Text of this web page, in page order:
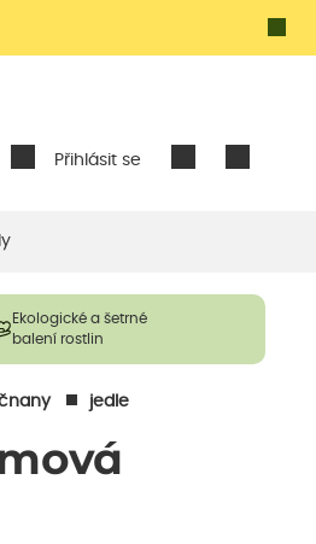
Přihlásit se
Ekologické a šetrné
balení rostlin
jedle